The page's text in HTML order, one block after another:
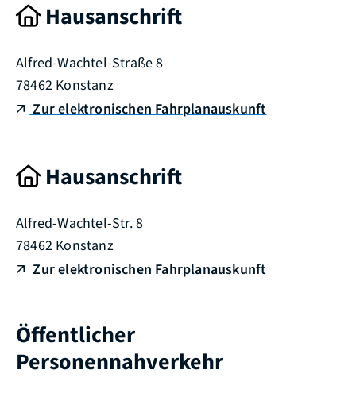
Hausanschrift
Alfred-Wachtel-Straße 8
78462 Konstanz
Zur elektronischen Fahrplanauskunft
Hausanschrift
Alfred-Wachtel-Str. 8
78462 Konstanz
Zur elektronischen Fahrplanauskunft
Öffentlicher
Personennahverkehr